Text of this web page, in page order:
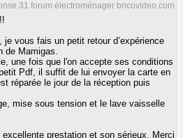
31 forum électroménager bricovideo.com
je vous fais un petit retour d’expérience
de Mamigas.
une fois que l'on accepte ses conditions
Pdf, il suffit de lui envoyer la carte en
réparée le jour de la réception puis
mise sous tension et le lave vaisselle
prestation et son sérieux. Merci